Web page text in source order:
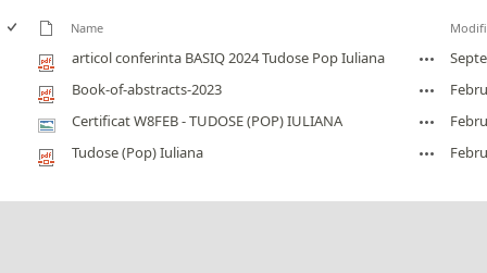
Name
articol conferinta BASIQ 2024 Tudose Pop Iuliana
Book-of-abstracts-2023
Certificat W8FEB - TUDOSE (POP) IULIANA
Tudose (Pop) Iuliana